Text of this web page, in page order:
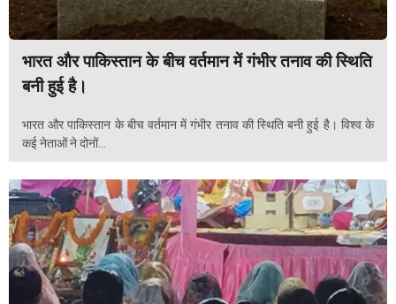
भारत और पाकिस्तान के बीच वर्तमान में गंभीर तनाव की स्थिति
बनी हुई है।
भारत और पाकिस्तान के बीच वर्तमान में गंभीर तनाव की स्थिति बनी हुई है। विश्व के
कई नेताओं ने दोनों...